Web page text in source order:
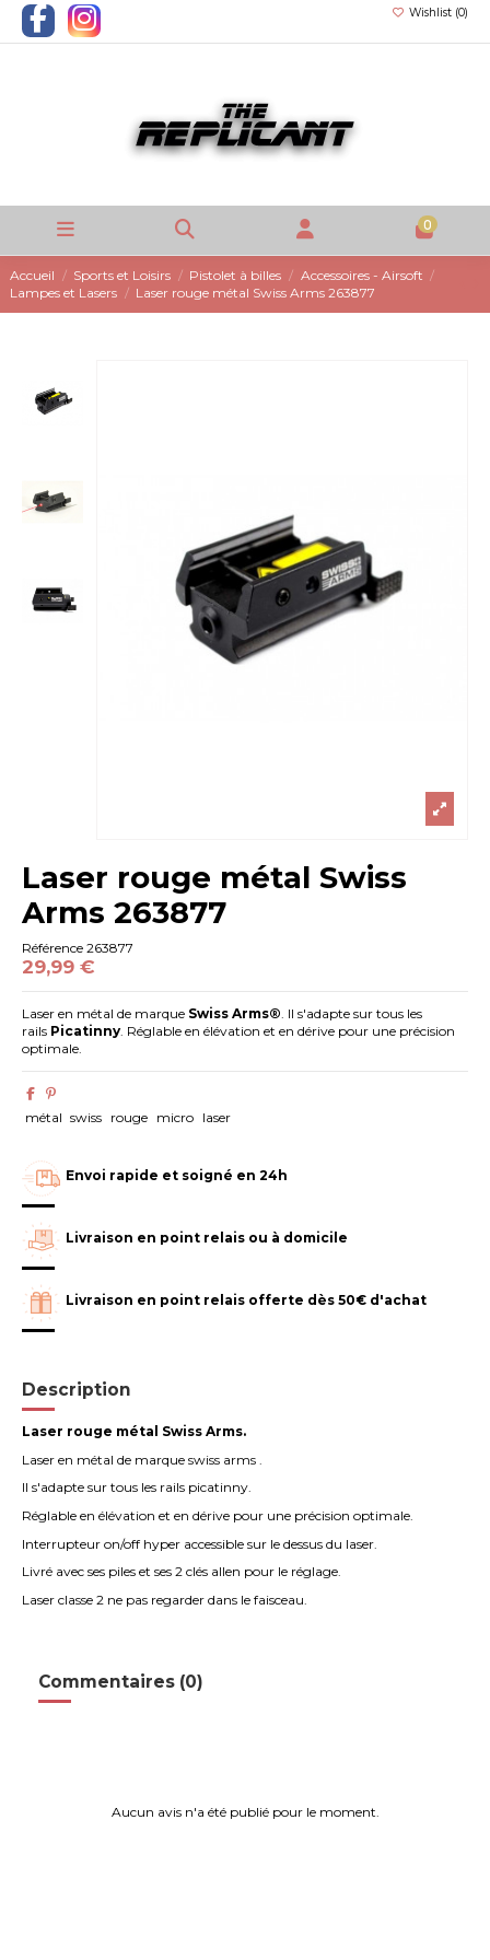
Wishlist (0)
0
Accueil Sports et Loisirs Pistolet à billes
Accessoires - Airsoft
Lampes et Lasers
Laser rouge métal Swiss Arms 263877
Laser rouge métal Swiss
Arms 263877
Référence 263877
29,99 €
Laser en métal de marque Swiss Arms®. Il s'adapte sur tous les
rails Picatinny. Réglable en élévation et en dérive pour une précision
optimale.
métal swiss rouge micro laser
Envoi rapide et soigné en 24h
Livraison en point relais ou à domicile
Livraison en point relais offerte dès 50€ d'achat
Description
Laser rouge métal Swiss Arms.
Laser en métal de marque swiss arms .
Il s'adapte sur tous les rails picatinny.
Réglable en élévation et en dérive pour une précision optimale.
Interrupteur on/off hyper accessible sur le dessus du laser.
Livré avec ses piles et ses 2 clés allen pour le réglage.
Laser classe 2 ne pas regarder dans le faisceau.
Commentaires (0)
Aucun avis n'a été publié pour le moment.